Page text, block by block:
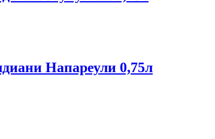
Напареули 0,75л